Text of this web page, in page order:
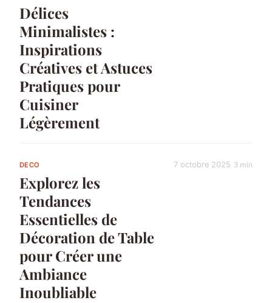
Délices
Minimalistes :
Inspirations
Créatives et Astuces
Pratiques pour
Cuisiner
Légèrement
DECO
Explorez les
Tendances
Essentielles de
Décoration de Table
pour Créer une
Ambiance
Inoubliable
7 octobre 2025 3 min